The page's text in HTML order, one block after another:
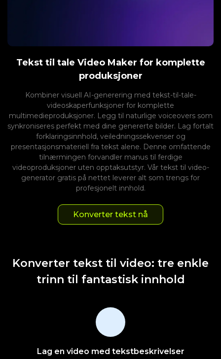
Tekst til tale Video Maker for komplette
produksjoner
Kombiner visuell AI-generering med tekst-til-tale-
videoskaperfunksjoner for komplette
multimedieproduksjoner. Legg til naturlige voiceovers som
synkroniseres perfekt med dine genererte bilder. Lag fortalt
forklaringsinnhold, veiledningssekvenser og
presentasjonsmateriell fra tekst alene. Denne omfattende
tilnærmingen forvandler manus til ferdige
videoproduksjoner uten opptaksutstyr. Vår tekst til video-
generator gratis på nettet leverer alt som trengs for
profesjonelt innhold.
Konverter tekst nå
Konverter tekst til video: tre enkle
trinn til fantastisk innhold
Lag en video med tekstbeskrivelser